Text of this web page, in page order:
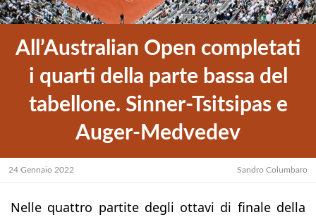
All’Australian Open completati
i quarti della parte bassa del
tabellone. Sinner-Tsitsipas e
Auger-Medvedev
24 Gennaio 2022 Sandro Columbaro
Nelle quattro partite degli ottavi di finale della